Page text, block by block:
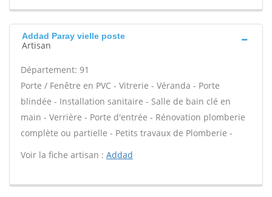
Addad Paray vielle poste
Artisan
Département: 91
Porte / Fenêtre en PVC - Vitrerie - Véranda - Porte
blindée - Installation sanitaire - Salle de bain clé en
main - Verrière - Porte d'entrée - Rénovation plomberie
complète ou partielle - Petits travaux de Plomberie -
Voir la fiche artisan : Addad